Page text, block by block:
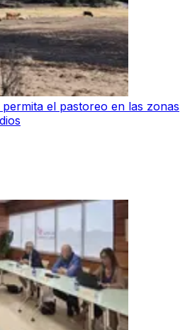
el pastoreo en las zonas